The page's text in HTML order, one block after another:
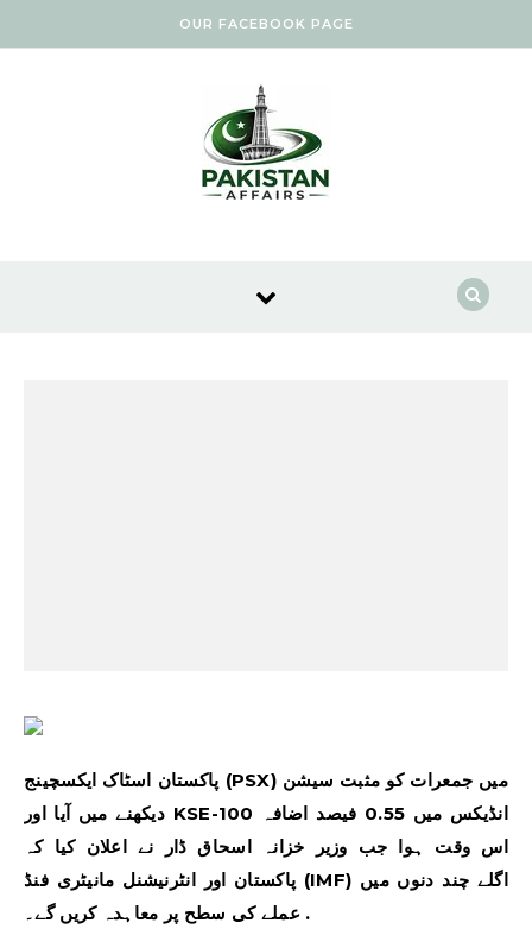
OUR FACEBOOK PAGE
پاکستان اسٹاک ایکسچینج (PSX) میں جمعرات کو مثبت سیشن
دیکھنے میں آیا اور KSE-100 انڈیکس میں 0.55 فیصد اضافہ
اس وقت ہوا جب وزیر خزانہ اسحاق ڈار نے اعلان کیا کہ
پاکستان اور انٹرنیشنل مانیٹری فنڈ (IMF) اگلے چند دنوں میں
عملے کی سطح پر معاہدہ کریں گے۔ .